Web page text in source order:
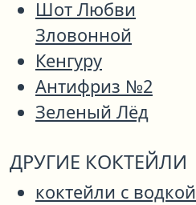
Шот Любви
Зловонной
Кенгуру
Антифриз №2
Зеленый Лёд
ДРУГИЕ КОКТЕЙЛИ
коктейли с водкой